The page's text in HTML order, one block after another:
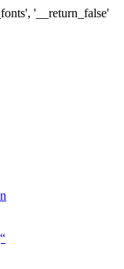
'__return_false'